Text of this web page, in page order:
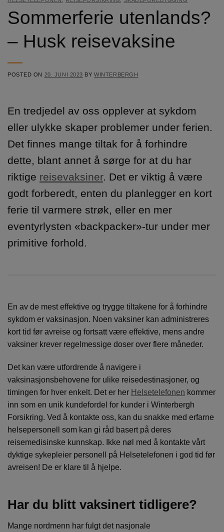
Sommerferie utenlands?
– Husk reisevaksine
POSTED ON 20. JUNI 2023 BYWINTERBERGH
En tredjedel av oss opplever at sykdom
eller ulykke skaper problemer under ferien.
Det finnes mange tiltak for å forhindre
dette, blant annet å sørge for at du har
riktige reisevaksiner. Det er viktig å være
godt forberedt, enten du planlegger en kort
ferie til varmere strøk, eller en mer
eventyrlysten «backpacker»-tur under mer
primitive forhold.
En av de mest effektive og trygge tiltakene for å forhindre
sykdom er vaksinasjon. Noen vaksiner kan administreres
kort tid før avreise og fortsatt være effektive, mens andre
vaksiner krever regelmessige doser over flere måneder.
Det kan være utfordrende å navigere i
vaksinasjonsbehovene for ulike reisedestinasjoner, og
timingen for hver enkelt. Det er her Helsetelefonen kommer
inn som en unik kundefordel for kunder i Winterbergh
Forsikring. Ved å kontakte oss, kan du snakke med erfarne
helsepersonell som kan gi råd basert på deres
reisemedisinske kunnskap. Ikke nøl med å kontakte vårt
dyktige sykepleier personell på Helsetelefonen i god tid før
avreisen! De er klare til å hjelpe.
Har du blitt vaksinert tidligere?
Mange nordmenn har fulgt det nasjonale